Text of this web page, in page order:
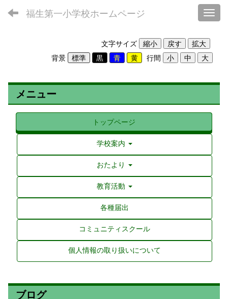
福生第一小学校ホームページ
文字サイズ
背景
行間
メニュー
トップページ
学校案内
おたより
教育活動
各種届出
コミュニティスクール
個人情報の取り扱いについて
ブログ